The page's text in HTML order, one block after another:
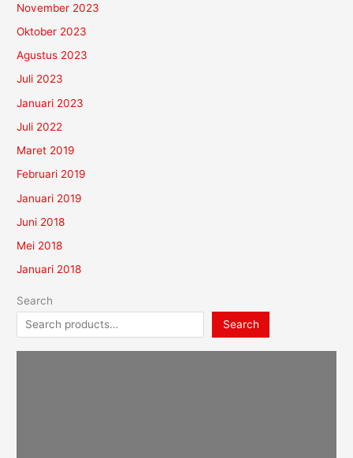
November 2023
Oktober 2023
Agustus 2023
Juli 2023
Januari 2023
Juli 2022
Maret 2019
Februari 2019
Januari 2019
Juni 2018
Mei 2018
Januari 2018
Search
Search